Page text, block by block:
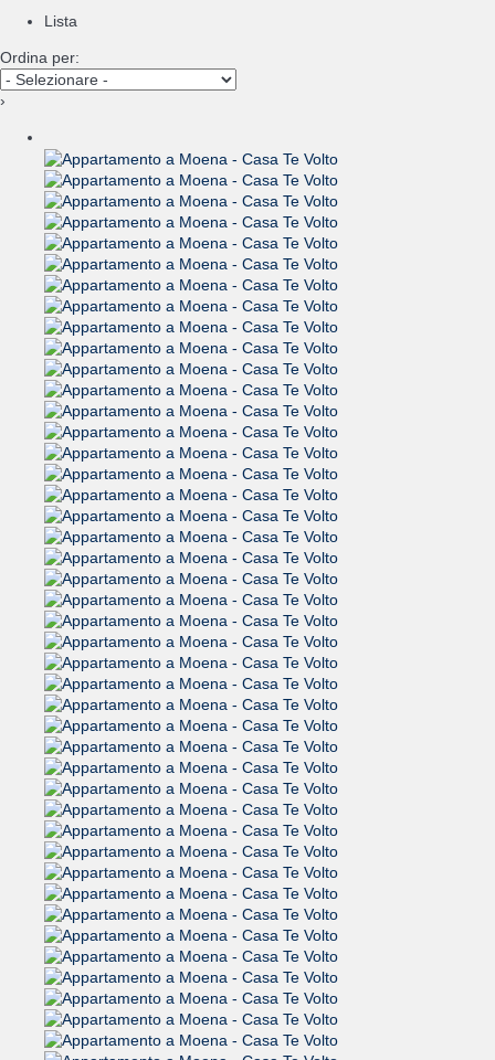
Lista
Ordina per:
›